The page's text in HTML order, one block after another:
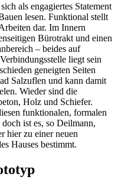
als engagiertes Statement
lesen. Funktional stellt
dar. Im Innern
Bürotrakt und einen
– beides auf
liegt sein
geneigten Seiten
Salzuflen und kann damit
Wieder sind die
Holz und Schiefer.
funktionalen, formalen
ist es, so Deilmann,
hier zu einer neuen
Hauses bestimmt.